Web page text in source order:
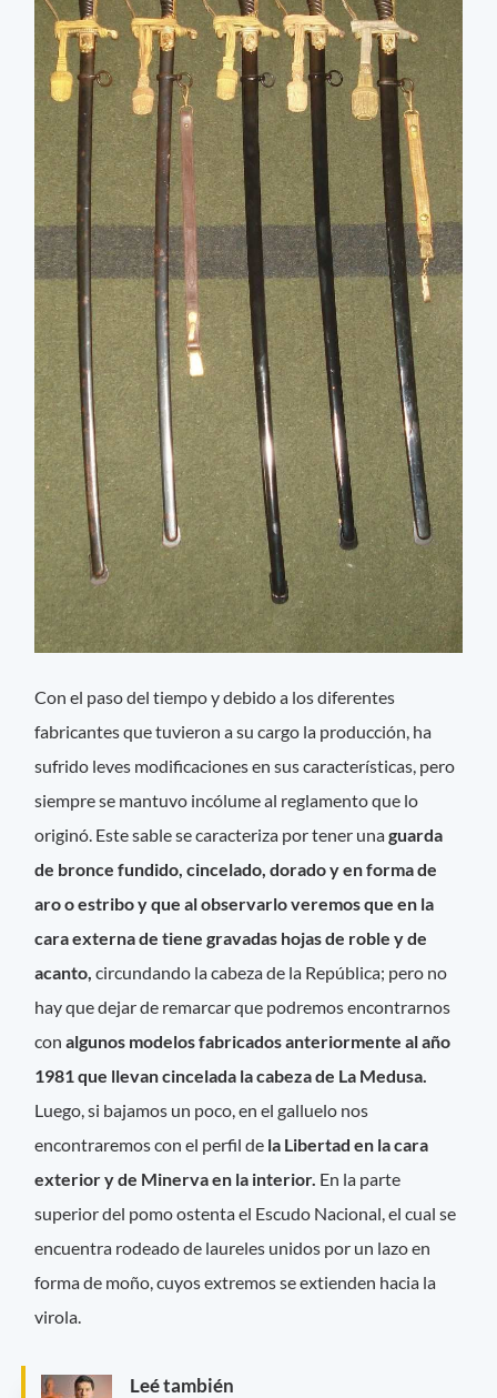
Con el paso del tiempo y debido a los diferentes
fabricantes que tuvieron a su cargo la producción, ha
sufrido leves modificaciones en sus características, pero
siempre se mantuvo incólume al reglamento que lo
originó. Este sable se caracteriza por tener unaguarda
de bronce fundido, cincelado, dorado y en forma de
aro o estribo y que al observarlo veremos que en la
cara externa de tiene gravadas hojas de roble y de
acanto, circundando la cabeza de la República; pero no
hay que dejar de remarcar que podremos encontrarnos
con algunos modelos fabricados anteriormente al año
1981 que llevan cincelada la cabeza de La Medusa.
Luego, si bajamos un poco, en el galluelo nos
encontraremos con el perfil de la Libertad en la cara
exterior y de Minerva en la interior. En la parte
superior del pomo ostenta el Escudo Nacional, el cual se
encuentra rodeado de laureles unidos por un lazo en
forma de moño, cuyos extremos se extienden hacia la
virola.
Leé también